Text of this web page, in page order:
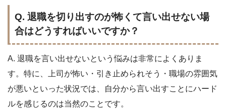
Q. 退職を切り出すのが怖くて言い出せない場
合はどうすればいいですか？
A. 退職を言い出せないという悩みは非常によくありま
す。特に、上司が怖い・引き止められそう・職場の雰囲気
が悪いといった状況では、自分から言い出すことにハード
ルを感じるのは当然のことです。